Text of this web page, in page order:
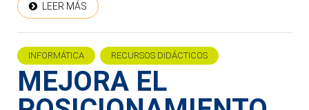
LEER MÁS
INFORMÁTICA RECURSOS DIDÁCTICOS
MEJORA EL